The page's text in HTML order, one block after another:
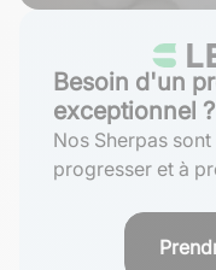
Besoin d'un
exceptionnel ?
Nos Sherpas
progresser et à